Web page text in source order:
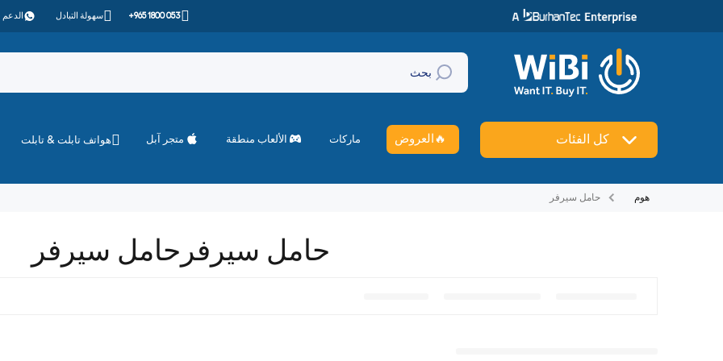
تخطي إلى المحتوى +965 1800 053 سهولة التبادل
بحث
كل الفئات 🔥 العروض ماركات الألعاب منطقة متجر آبل هواتف تابلت & تابلت
هوم حامل سيرفر
حامل سيرفرحامل سيرفر